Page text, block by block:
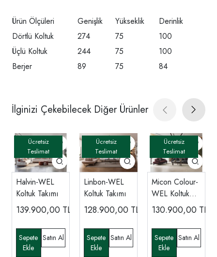
Ürün Ölçüleri Genişlik Yükseklik
Derinlik
Dörtlü Koltuk
274 75
100
Üçlü Koltuk
244 75
100
Berjer
89 75 84
İlginizi Çekebilecek Diğer Ürünler
Halvin-WEL
Koltuk Takımı
139.900,00 TL
Linbon-WEL
Koltuk Takımı
128.900,00 TL
Micon Colour-
WEL Koltuk
Takımı
130.900,00 TL